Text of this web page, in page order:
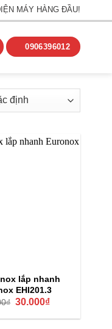
MÁY HÀNG ĐẦU!
0906396012
lắp nhanh
EHI201.3
₫ Giá
là:
30.000₫Giá
tại